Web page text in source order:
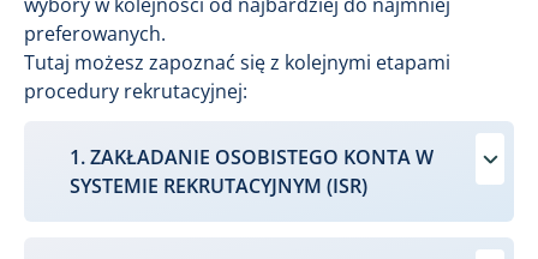
preferowanych.
Tutaj możesz zapoznać się z kolejnymi etapami
procedury rekrutacyjnej:
1. ZAKŁADANIE OSOBISTEGO KONTA W
SYSTEMIE REKRUTACYJNYM (ISR)